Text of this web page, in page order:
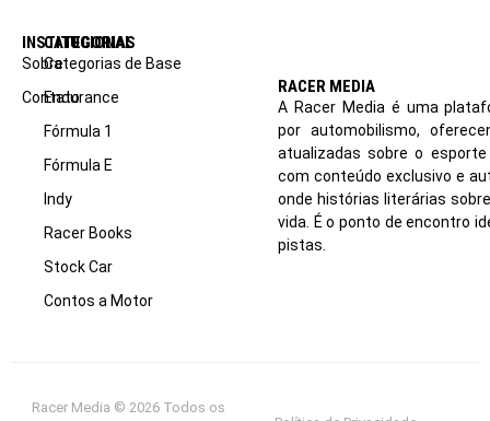
INSTITUCIONAL
Sobre
Contato
CATEGORIAS
Categorias de Base
Endurance
Fórmula 1
Fórmula E
Indy
Racer Books
Stock Car
Contos a Motor
RACER MEDIA
A Racer Media é uma
por automobilismo,
atualizadas sobre o
com conteúdo exclusivo e
onde histórias literárias
vida. É o ponto de encontro
pistas.
Racer Media © 2026 Todos os